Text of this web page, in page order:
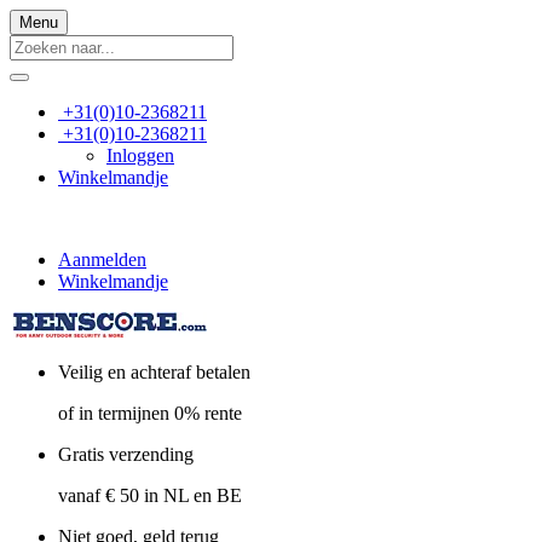
Menu
+31(0)10-2368211
+31(0)10-2368211
Inloggen
Winkelmandje
Aanmelden
Winkelmandje
Veilig en achteraf betalen
of in termijnen 0% rente
Gratis verzending
vanaf € 50 in NL en BE
Niet goed, geld terug